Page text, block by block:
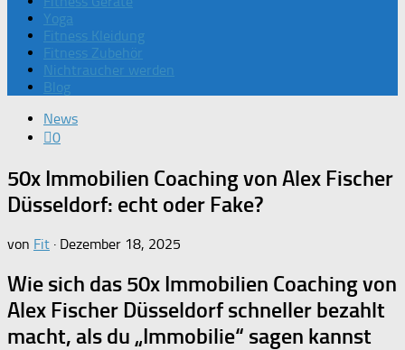
Yoga
Fitness Kleidung
Fitness Zubehör
Nichtraucher werden
Blog
News
0
50x Immobilien Coaching von Alex Fischer
Düsseldorf: echt oder Fake?
von Fit · Dezember 18, 2025
Wie sich das 50x Immobilien Coaching von
Alex Fischer Düsseldorf schneller bezahlt
macht, als du „Immobilie“ sagen kannst